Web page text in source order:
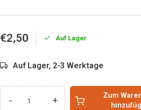
€2,50 Auf Lager
Auf Lager, 2-3 Werktage
- +
Zum